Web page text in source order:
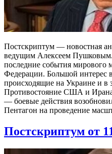
Постскриптум — новостная
ведущим Алексеем
последние события мирового
Федерации. Большой интерес
происходящие на Украине и
Противостояние США и
— боевые действия
Пентагон на проведение
Постскриптум от